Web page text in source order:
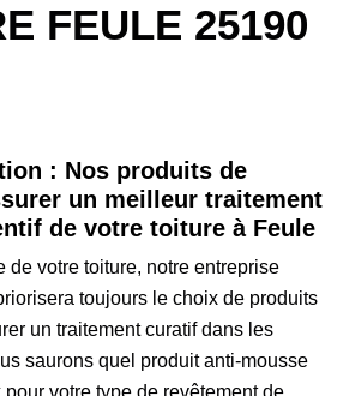
FEULE 25190
: Nos produits de
un meilleur traitement
de votre toiture à Feule
de votre toiture, notre entreprise
toujours le choix de produits
un traitement curatif dans les
saurons quel produit anti-mousse
votre type de revêtement de